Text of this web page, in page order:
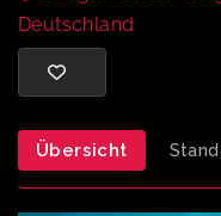
Bürgermeister-
Deutschland
Übersicht